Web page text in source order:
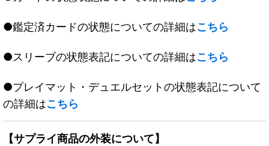
●鑑定済カードの状態についての詳細はこちら
●スリーブの状態表記についての詳細はこちら
●プレイマット・デュエルセットの状態表記について
の詳細はこちら
【サプライ商品の外装について】